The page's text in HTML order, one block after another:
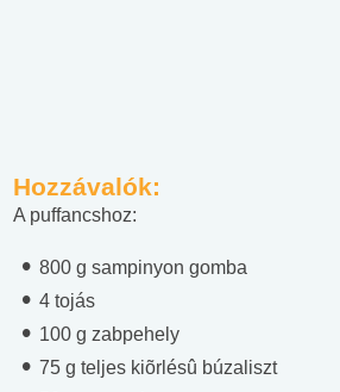
Hozzávalók:
A puffancshoz:
800 g sampinyon gomba
4 tojás
100 g zabpehely
75 g teljes kiõrlésû búzaliszt